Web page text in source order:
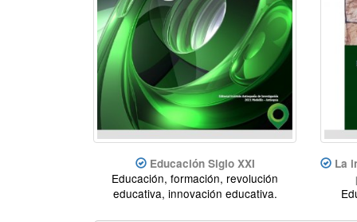
Educación Siglo XXI
Educación, formación, revolución
educativa, innovación educativa.
La